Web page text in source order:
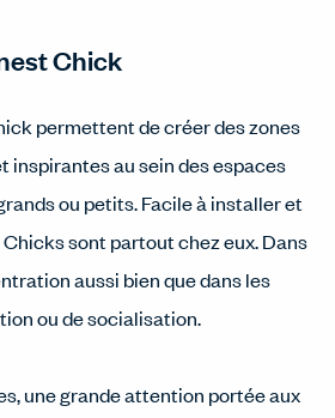
Chick
permettent de créer des zones
inspirantes au sein des espaces
ou petits. Facile à installer et
sont partout chez eux. Dans
aussi bien que dans les
ou de socialisation.
une grande attention portée aux